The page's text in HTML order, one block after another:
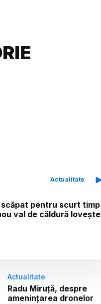
Actualitate
scăpat pentru scurt timp
val de căldură lovește
Actualitate
Radu Miruță, despre
amenințarea dronelor